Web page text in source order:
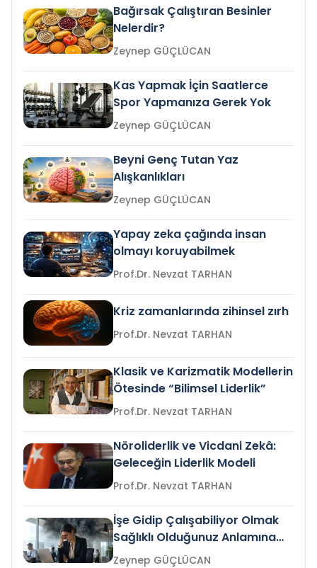
Bağırsak Çalıştıran Besinler
Nelerdir?
Zeynep GÜÇLÜCAN
Kas Yapmak İçin Saatlerce
Spor Yapmanıza Gerek Yok
Zeynep GÜÇLÜCAN
Beyni Genç Tutan Yaz
Alışkanlıkları
Zeynep GÜÇLÜCAN
Yapay zeka çağında insan
olmayı koruyabilmek
Prof.Dr. Nevzat TARHAN
Kriz zamanlarında zihinsel zırh
Prof.Dr. Nevzat TARHAN
Klasik ve Karizmatik Modellerin
Ötesinde “Bilimsel Liderlik”
Prof.Dr. Nevzat TARHAN
Nöroliderlik ve Vicdani Zekâ:
Geleceğin Liderlik Modeli
Prof.Dr. Nevzat TARHAN
İşe Gidip Çalışabiliyor Olmak
Sağlıklı Olduğunuz Anlamına
Gelir mi?Zeynep GÜÇLÜCAN